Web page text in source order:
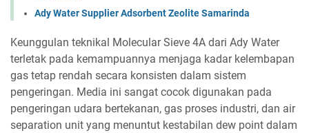
Ady Water Supplier Adsorbent Zeolite Samarinda
Keunggulan teknikal Molecular Sieve 4A dari Ady Water
terletak pada kemampuannya menjaga kadar kelembapan
gas tetap rendah secara konsisten dalam sistem
pengeringan. Media ini sangat cocok digunakan pada
pengeringan udara bertekanan, gas proses industri, dan air
separation unit yang menuntut kestabilan dew point dalam